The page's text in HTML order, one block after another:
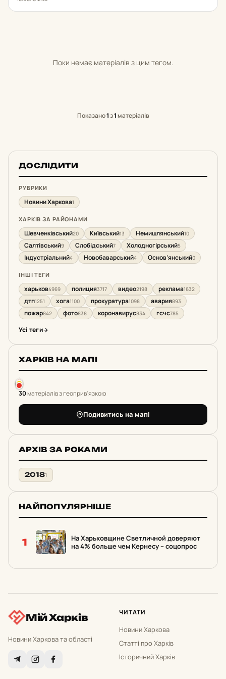
Поки немає матеріалів з цим тегом.
Показано1з1матеріалів
ДОСЛІДИТИ
РУБРИКИ
Новини Харкова1
ХАРКІВ ЗА РАЙОНАМИ
Шевченківський20 Київський13 Немишлянський10
Салтівський9 Слобідський7 Холодногірський5
Індустріальний4 Новобаварський4 Основ’янський0
ІНШІ ТЕГИ
харьков4969 полиция3717 видео2198 реклама1632
дтп1251 хога1100 прокуратура1098 авария893
пожар842 фото838 коронавирус834 гсчс785
Усі теги
ХАРКІВ НА МАПІ
30матеріалів з геоприв'язкою
Подивитись на мапі
АРХІВ ЗА РОКАМИ
20181
НАЙПОПУЛЯРНІШЕ
1
На Харьковщине Светличной доверяют
на 4% больше чем Кернесу – соцопрос
Мій Харків
Новини Харкова та області
ЧИТАТИ
Новини Харкова
Статті про Харків
Історичний Харків